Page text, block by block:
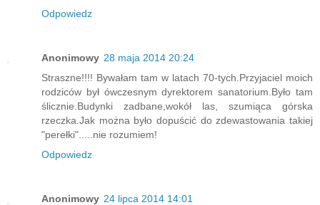
Odpowiedz
Anonimowy 28 maja 2014 20:24
Straszne!!!! Bywałam tam w latach 70-tych.Przyjaciel moich
rodziców był ówczesnym dyrektorem sanatorium.Było tam
ślicznie.Budynki zadbane,wokół las, szumiąca górska
rzeczka.Jak można było dopuścić do zdewastowania takiej
"perełki".....nie rozumiem!
Odpowiedz
Anonimowy 24 lipca 2014 14:01